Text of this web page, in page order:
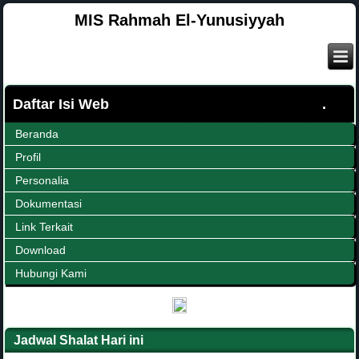
MIS Rahmah El-Yunusiyyah
Daftar Isi Web
Beranda
Profil
Personalia
Dokumentasi
Link Terkait
Download
Hubungi Kami
Jadwal Shalat Hari ini